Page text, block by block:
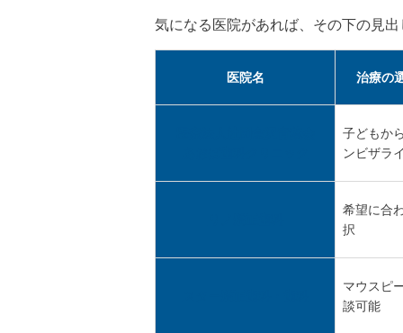
気になる医院があれば、その下の見
医院名 治療の
子どもか
ンビザラ
希望に合
択
マウスピ
談可能